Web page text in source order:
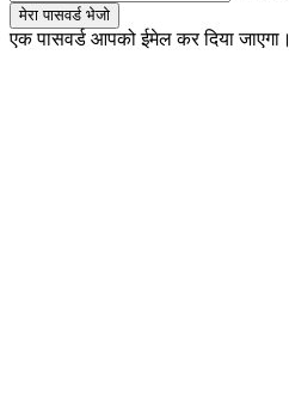
एक पासवर्ड आपको ईमेल कर दिया जाएगा।